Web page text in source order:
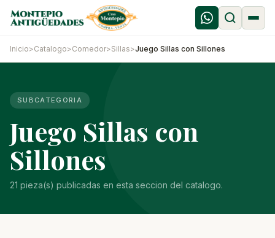
Inicio>Catalogo>Comedor>Sillas>Juego Sillas con Sillones
SUBCATEGORIA
Juego Sillas con
Sillones
21 pieza(s) publicadas en esta seccion del catalogo.